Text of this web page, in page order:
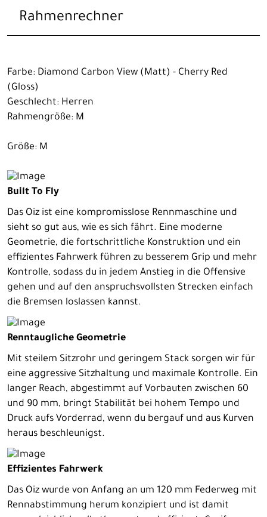
Rahmenrechner
Farbe: Diamond Carbon View (Matt) - Cherry Red
(Gloss)
Geschlecht: Herren
Rahmengröße: M
Größe: M
Built To Fly
Das Oiz ist eine kompromisslose Rennmaschine und
sieht so gut aus, wie es sich fährt. Eine moderne
Geometrie, die fortschrittliche Konstruktion und ein
effizientes Fahrwerk führen zu besserem Grip und mehr
Kontrolle, sodass du in jedem Anstieg in die Offensive
gehen und auf den anspruchsvollsten Strecken einfach
die Bremsen loslassen kannst.
Renntaugliche Geometrie
Mit steilem Sitzrohr und geringem Stack sorgen wir für
eine aggressive Sitzhaltung und maximale Kontrolle. Ein
langer Reach, abgestimmt auf Vorbauten zwischen 60
und 90 mm, bringt Stabilität bei hohem Tempo und
Druck aufs Vorderrad, wenn du bergauf und aus Kurven
heraus beschleunigst.
Effizientes Fahrwerk
Das Oiz wurde von Anfang an um 120 mm Federweg mit
Rennabstimmung herum konzipiert und ist damit